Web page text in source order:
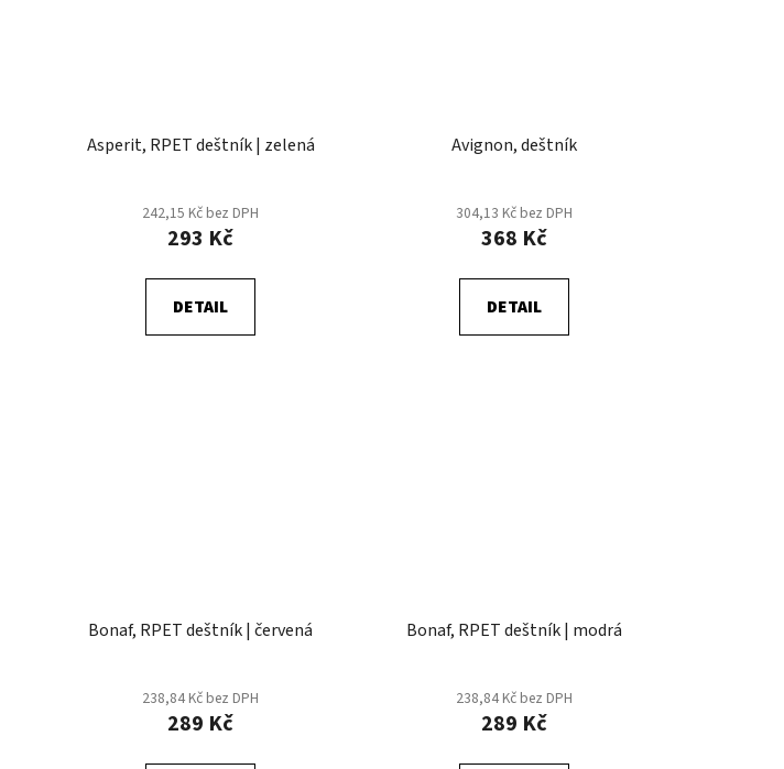
Asperit, RPET deštník | zelená
242,15 Kč bez DPH
293 Kč
DETAIL
Avignon, deštník
304,13 Kč bez DPH
368 Kč
DETAIL
Bonaf, RPET deštník | červená
238,84 Kč bez DPH
289 Kč
Bonaf, RPET deštník | modrá
238,84 Kč bez DPH
289 Kč